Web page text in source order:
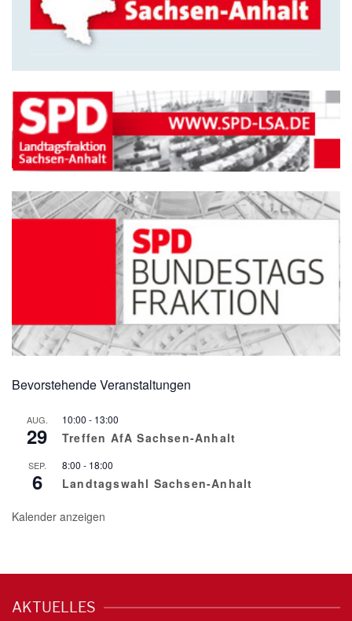
Bevorstehende Veranstaltungen
AUG.
29
10:00 - 13:00
Treffen AfA Sachsen-Anhalt
SEP.
6
8:00 - 18:00
Landtagswahl Sachsen-Anhalt
Kalender anzeigen
AKTUELLES